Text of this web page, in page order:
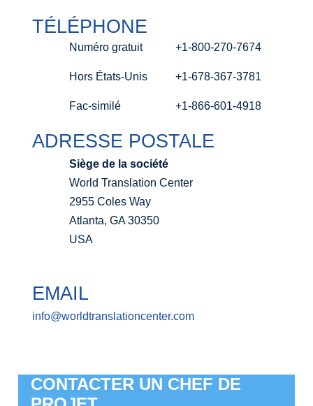
TÉLÉPHONE
Numéro gratuit +1-800-270-7674
Hors États-Unis +1-678-367-3781
Fac-similé +1-866-601-4918
ADRESSE POSTALE
Siège de la société
World Translation Center
2955 Coles Way
Atlanta, GA 30350
USA
EMAIL
info@worldtranslationcenter.com
CONTACTER UN CHEF DE